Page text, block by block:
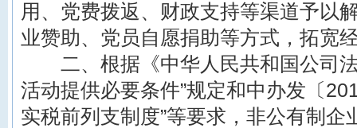
用、党费拨返、财政支持等渠道予以
业赞助、党员自愿捐助等方式，拓宽
二、根据《中华人民共和国公司法
活动提供必要条件”规定和中办发〔
实税前列支制度”等要求，非公有制企